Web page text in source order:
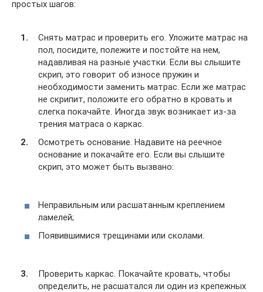
простых шагов:
Снять матрас и проверить его. Уложите матрас на
пол, посидите, полежите и постойте на нем,
надавливая на разные участки. Если вы слышите
скрип, это говорит об износе пружин и
необходимости заменить матрас. Если же матрас
не скрипит, положите его обратно в кровать и
слегка покачайте. Иногда звук возникает из-за
трения матраса о каркас.
Осмотреть основание. Надавите на реечное
основание и покачайте его. Если вы слышите
скрип, это может быть вызвано:
Неправильным или расшатанным креплением
ламелей;
Появившимися трещинами или сколами.
Проверить каркас. Покачайте кровать, чтобы
определить, не расшатался ли один из крепежных